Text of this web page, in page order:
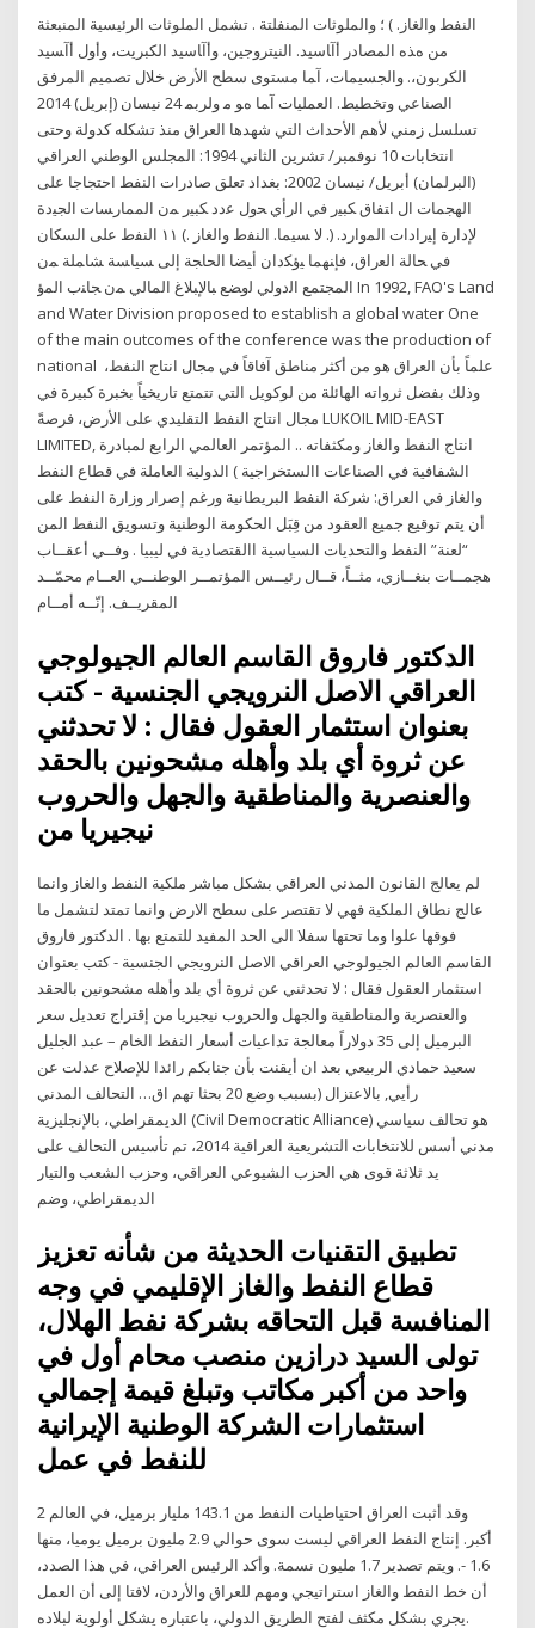
اﻟﻨﻔﻂ واﻟﻐﺎز. ) ؛ واﻟﻤﻠﻮﺛﺎت اﻟﻤﻨﻔﻠﺘﺔ . ﺗﺸﻤﻞ اﻟﻤﻠﻮﺛﺎت اﻟﺮﺋﻴﺴﻴﺔ اﻟﻤﻨﺒﻌﺜﺔ
ﻣﻦ هﺬﻩ اﻟﻤﺼﺎدر أآﺎﺳﻴﺪ. اﻟﻨﻴﺘﺮوﺟﻴﻦ، وأآﺎﺳﻴﺪ اﻟﻜﺒﺮﻳﺖ، وأول أآﺴﻴﺪ
اﻟﻜﺮﺑﻮن،. واﻟﺠﺴﻴﻤﺎت، آﻤﺎ ﻣﺴﺘﻮى ﺳﻄﺢ اﻷرض ﺧﻼل ﺗﺼﻤﻴﻢ اﻟﻤﺮﻓﻖ
اﻟﺼﻨﺎﻋﻲ وﺗﺨﻄﻴﻂ. اﻟﻌﻤﻠﻴﺎت آﻤﺎ هﻮ ﻣ وﻟﺮﺑﻤ 24 نيسان (إبريل) 2014
تسلسل زمني لأهم الأحداث التي شهدها العراق منذ تشكله كدولة وحتى
انتخابات 10 نوفمبر/ تشرين الثاني 1994: المجلس الوطني العراقي
(البرلمان) أبريل/ نيسان 2002: بغداد تعلق صادرات النفط احتجاجا على
الهجمات ال ﺍﺘﻔﺎﻕ ﻜﺒﻴﺭ ﻓﻲ ﺍﻟﺭﺃﻱ ﺤﻭل ﻋﺩﺩ ﻜﺒﻴﺭ ﻤﻥ ﺍﻟﻤﻤﺎﺭﺴﺎﺕ ﺍﻟﺠﻴﺩﺓ
ﻹﺩﺍﺭﺓ ﺇﻴﺭﺍﺩﺍﺕ ﺍﻟﻤﻭﺍﺭﺩ. (. ﻻ ﺴﻴﻤﺎ. ﺍﻟﻨﻔﻁ ﻭﺍﻟﻐﺎﺯ .) ١١ ﺍﻟﻨﻔﻁ ﻋﻠﻰ ﺍﻟﺴﻜﺎﻥ
ﻓﻲ ﺤﺎﻟﺔ ﺍﻟﻌﺭﺍﻕ، ﻓﺈﻨﻬﻤﺎ ﻴﺅﻜﺩﺍﻥ ﺃﻴﻀﺎ ﺍﻟﺤﺎﺠﺔ ﺇﻟﻰ ﺴﻴﺎﺴﺔ ﺸﺎﻤﻠﺔ ﻤﻥ
ﺍﻟﻤﺠﺘﻤﻊ ﺍﻟﺩﻭﻟﻲ ﻟﻭﻀﻊ ﺒﺎﻹﺒﻼﻍ ﺍﻟﻤﺎﻟﻲ ﻤﻥ ﺠﺎﻨﺏ ﺍﻟﻤﺅ In 1992, FAO's Land
and Water Division proposed to establish a global water One
of the main outcomes of the conference was the production of
national علماً بأن العراق هو من أكثر مناطق آفاقاً في مجال انتاج النفط،
وذلك بفضل ثرواته الهائلة من لوكويل التي تتمتع تاريخياً بخبرة كبيرة في
مجال انتاج النفط التقليدي على الأرض، فرصةً LUKOIL MID-EAST
LIMITED, انتاج النفط والغاز ومكثفاته .. المؤتمر العالمي الرابع لمبادرة
الشفافية في الصناعات االستخراجية ) الدولية العاملة في قطاع النفط
والغاز في العراق: شركة النفط البريطانية ورغم إصرار وزارة النفط على
أن يتم توقيع جميع العقود من قِبَل الحكومة الوطنية وتسويق النفط المن
“لعنة” النفط والتحديات السياسية االقتصادية في ليبيا . وفــي أعقــاب
هجمــات بنغــازي، مثــاً، قــال رئيــس المؤتمــر الوطنــي العــام محمّــد
الدكتور فاروق القاسم العالم الجيولوجي
العراقي الاصل النرويجي الجنسية - كتب
بعنوان استثمار العقول فقال : لا تحدثني
عن ثروة أي بلد وأهله مشحونين بالحقد
والعنصرية والمناطقية والجهل والحروب
نيجيريا من
لم يعالج القانون المدني العراقي بشكل مباشر ملكية النفط والغاز وانما
عالج نطاق الملكية فهي لا تقتصر على سطح الارض وانما تمتد لتشمل ما
فوقها علوا وما تحتها سفلا الى الحد المفيد للتمتع بها . الدكتور فاروق
القاسم العالم الجيولوجي العراقي الاصل النرويجي الجنسية - كتب بعنوان
استثمار العقول فقال : لا تحدثني عن ثروة أي بلد وأهله مشحونين بالحقد
والعنصرية والمناطقية والجهل والحروب نيجيريا من إقتراج تعديل سعر
البرميل إلى 35 دولاراً معالجة تداعيات أسعار النفط الخام – عبد الجليل
سعيد حمادي الربيعي بعد ان أيقنت بأن جنابكم رائدا للإصلاح عدلت عن
رأيي, بالاعتزال (بسبب وضع 20 بحثا تهم اق… التحالف المدني
الديمقراطي، بالإنجليزية (Civil Democratic Alliance) هو تحالف سياسي
مدني أسس للانتخابات التشريعية العراقية 2014، تم تأسيس التحالف على
يد ثلاثة قوى هي الحزب الشيوعي العراقي، وحزب الشعب والتيار
الديمقراطي، وضم
تطبيق التقنيات الحديثة من شأنه تعزيز
قطاع النفط والغاز الإقليمي في وجه
المنافسة قبل التحاقه بشركة نفط الهلال،
تولى السيد درازين منصب محام أول في
واحد من أكبر مكاتب وتبلغ قيمة إجمالي
استثمارات الشركة الوطنية الإيرانية
للنفط في عمل
وقد أثبت العراق احتياطيات النفط من 143.1 مليار برميل، في العالم 2
أكبر. إنتاج النفط العراقي ليست سوى حوالي 2.9 مليون برميل يوميا، منها
1.6 -. ويتم تصدير 1.7 مليون نسمة. وأكد الرئيس العراقي، في هذا الصدد،
أن خط النفط والغاز استراتيجي ومهم للعراق والأردن، لافتا إلى أن العمل
يجري بشكل مكثف لفتح الطريق الدولي، باعتباره يشكل أولوية لبلاده.